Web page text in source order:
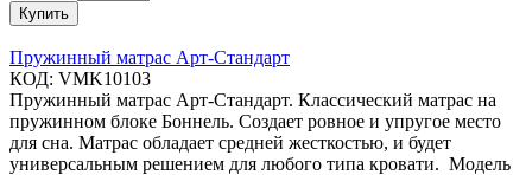
Купить
Пружинный матрас Арт-Стандарт
КОД: VMK10103
Пружинный матрас Арт-Стандарт. Классический матрас на
пружинном блоке Боннель. Создает ровное и упругое место
для сна. Матрас обладает средней жесткостью, и будет
универсальным решением для любого типа кровати. Модель